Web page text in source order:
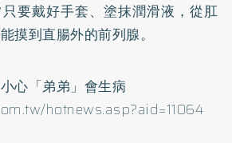
要戴好手套、塗抹潤滑液，從肛
摸到直腸外的前列腺。
心「弟弟」會生病
hotnews.asp?aid=11064